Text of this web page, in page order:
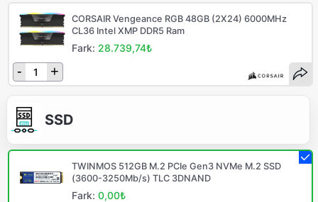
CORSAIR Vengeance RGB 48GB (2X24) 6000MHz
CL36 Intel XMP DDR5 Ram
Fark: 28.739,74₺
- +
SSD
TWINMOS 512GB M.2 PCIe Gen3 NVMe M.2 SSD
(3600-3250Mb/s) TLC 3DNAND
Fark:0,00₺